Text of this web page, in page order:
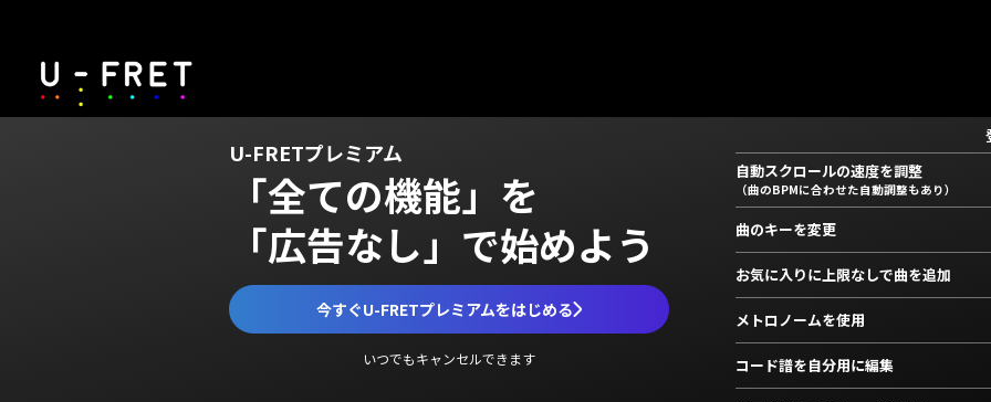
U-FRETプレミアム
「全ての機能」を
「広告なし」で始めよう
今すぐU-FRETプレミアムをはじめる
いつでもキャンセルできます
自動スクロールの速度を調整
（曲のBPMに合わせた自動調整もあり）
曲のキーを変更
お気に入りに上限なしで曲を追加
メトロノームを使用
コード譜を自分用に編集